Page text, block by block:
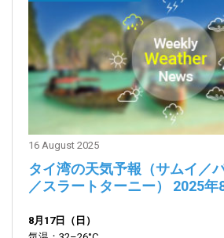
16 August 2025
タイ湾の天気予報（サムイ／
／スラートターニー）
2025年
8月17日（日）